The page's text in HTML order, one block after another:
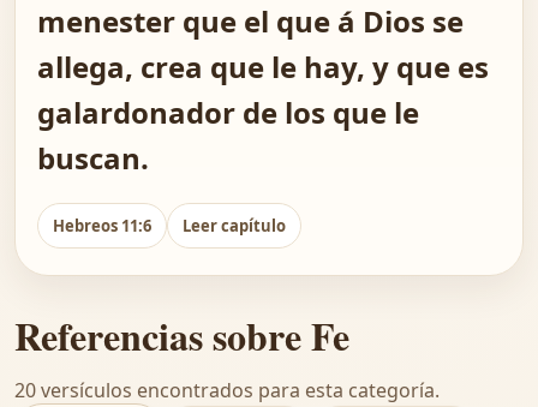
menester que el que á Dios se
allega, crea que le hay, y que es
galardonador de los que le
buscan.
Hebreos 11:6 Leer capítulo
Referencias sobre Fe
20 versículos encontrados para esta categoría.